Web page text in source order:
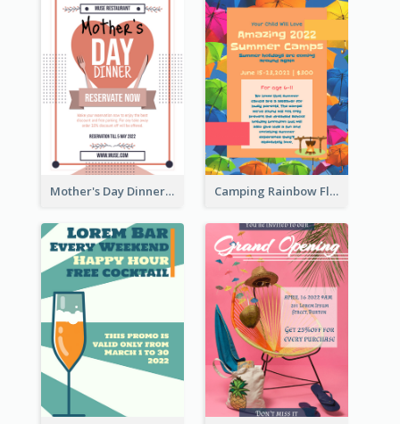
Mother's Day Dinner Promotion Flyer Camping Rainbow Flyer